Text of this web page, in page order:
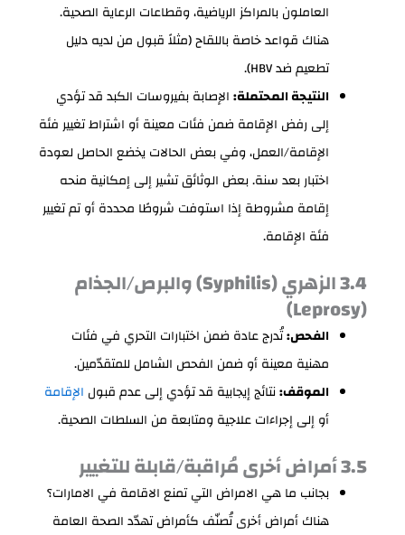
العاملون بالمراكز الرياضية، وقطاعات الرعاية الصحية.
هناك قواعد خاصة باللقاح (مثلاً قبول من لديه دليل
تطعيم ضد HBV).
النتيجة المحتملة:الإصابة بفيروسات الكبد قد تؤدي
إلى رفض الإقامة ضمن فئات معينة أو اشتراط تغيير فئة
الإقامة/العمل، وفي بعض الحالات يخضع الحاصل لعودة
اختبار بعد سنة. بعض الوثائق تشير إلى إمكانية منحه
إقامة مشروطة إذا استوفت شروطًا محددة أو تم تغيير
فئة الإقامة.
3.4 الزهري (Syphilis) والبرص/الجذام
(Leprosy)
الفحص:تُدرج عادة ضمن اختبارات التحري في فئات
مهنية معينة أو ضمن الفحص الشامل للمتقدّمين.
الموقف:نتائج إيجابية قد تؤدي إلى عدم قبول الإقامة
أو إلى إجراءات علاجية ومتابعة من السلطات الصحية.
3.5 أمراض أخرى مُراقبة/قابلة للتغيير
بجانب ما هي الامراض التي تمنع الاقامة في الامارات؟
هناك أمراض أخرى تُصنّف كأمراض تهدّد الصحة العامة